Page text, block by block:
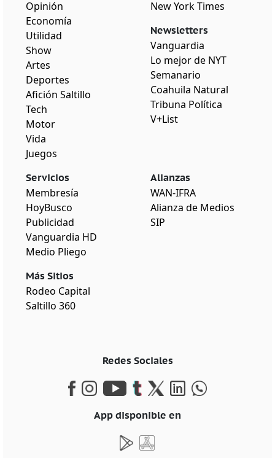
Opinión
Economía
Utilidad
Show
Artes
Deportes
Afición Saltillo
Tech
Motor
Vida
Juegos
New York Times
Newsletters
Vanguardia
Lo mejor de NYT
Semanario
Coahuila Natural
Tribuna Política
V+List
Servicios
Membresía
HoyBusco
Publicidad
Vanguardia HD
Medio Pliego
Más Sitios
Rodeo Capital
Saltillo 360
Alianzas
WAN-IFRA
Alianza de Medios
SIP
Redes Sociales
App disponible en